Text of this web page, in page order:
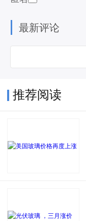
最新评论
推荐阅读